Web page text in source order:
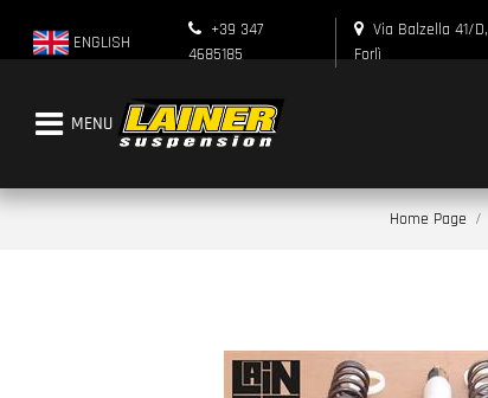
ENGLISH
+39 347
4685185
Via Balzella 41/D,
Forlì
Open menu
Home Page